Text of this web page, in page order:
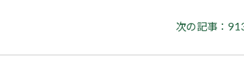
次の記事：